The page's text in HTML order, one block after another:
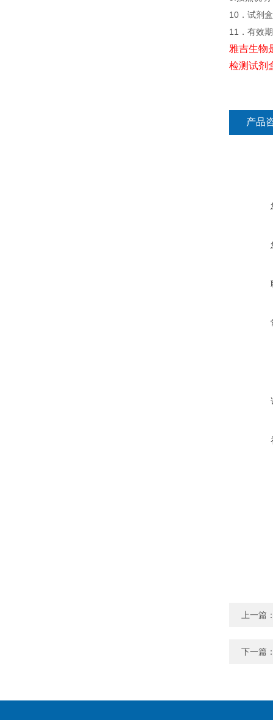
10．试剂
11．有效
雅吉生物
检测试剂
产品
上一篇
下一篇